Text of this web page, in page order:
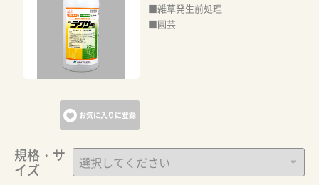
お気に入りに登録
■雑草発生前処理
■園芸
規格・サ
イズ